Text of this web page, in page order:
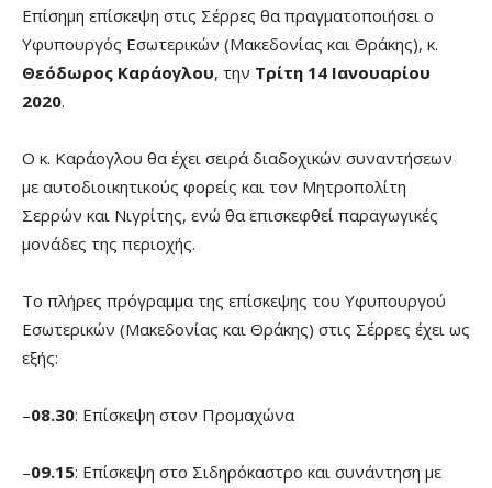
Επίσημη επίσκεψη στις Σέρρες θα πραγματοποιήσει ο
Υφυπουργός Εσωτερικών (Μακεδονίας και Θράκης), κ.
Θεόδωρος Καράογλου, την Τρίτη 14 Ιανουαρίου
2020.
Ο κ. Καράογλου θα έχει σειρά διαδοχικών συναντήσεων
με αυτοδιοικητικούς φορείς και τον Μητροπολίτη
Σερρών και Νιγρίτης, ενώ θα επισκεφθεί παραγωγικές
μονάδες της περιοχής.
Το πλήρες πρόγραμμα της επίσκεψης του Υφυπουργού
Εσωτερικών (Μακεδονίας και Θράκης) στις Σέρρες έχει ως
εξής:
–08.30: Επίσκεψη στον Προμαχώνα
–09.15: Επίσκεψη στο Σιδηρόκαστρο και συνάντηση με